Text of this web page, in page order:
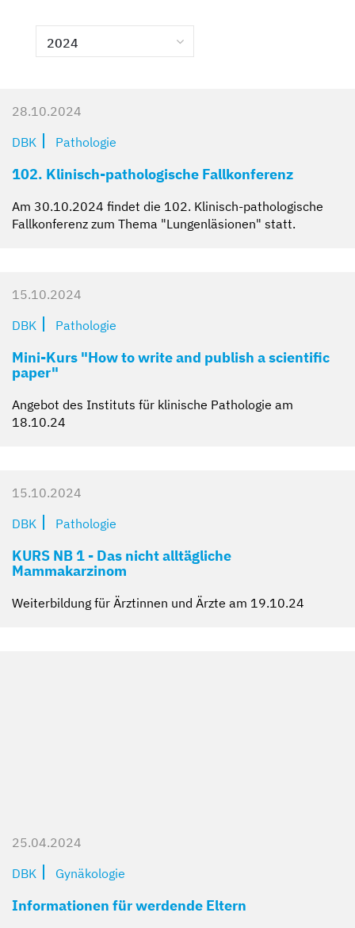
Kompetent und zugewandt
Mit besten Aussichten
Sicher und geborgen
Erzähl sie uns auf
2024
28.10.2024
DBK
Pathologie
102. Klinisch-pathologische Fallkonferenz
Am 30.10.2024 findet die 102. Klinisch-pathologische
Fallkonferenz zum Thema "Lungenläsionen" statt.
15.10.2024
DBK
Pathologie
Mini-Kurs "How to write and publish a scientific
paper"
Angebot des Instituts für klinische Pathologie am
18.10.24
15.10.2024
DBK
Pathologie
KURS NB 1 - Das nicht alltägliche
Mammakarzinom
Weiterbildung für Ärztinnen und Ärzte am 19.10.24
25.04.2024
DBK
Gynäkologie
Informationen für werdende Eltern